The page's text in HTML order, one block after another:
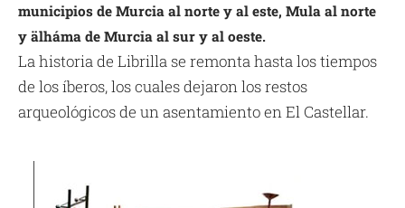
municipios de Murcia al norte y al este, Mula al norte
y älháma de Murcia al sur y al oeste.
La historia de Librilla se remonta hasta los tiempos
de los íberos, los cuales dejaron los restos
arqueológicos de un asentamiento en El Castellar.